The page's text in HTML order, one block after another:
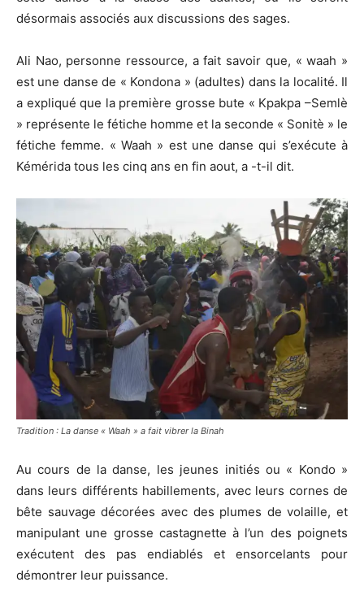
désormais associés aux discussions des sages.
Ali Nao, personne ressource, a fait savoir que, « waah »
est une danse de « Kondona » (adultes) dans la localité. Il
a expliqué que la première grosse bute « Kpakpa –Semlè
» représente le fétiche homme et la seconde « Sonitè » le
fétiche femme. « Waah » est une danse qui s’exécute à
Kémérida tous les cinq ans en fin aout, a -t-il dit.
Tradition : La danse « Waah » a fait vibrer la Binah
Au cours de la danse, les jeunes initiés ou « Kondo »
dans leurs différents habillements, avec leurs cornes de
bête sauvage décorées avec des plumes de volaille, et
manipulant une grosse castagnette à l’un des poignets
exécutent des pas endiablés et ensorcelants pour
démontrer leur puissance.